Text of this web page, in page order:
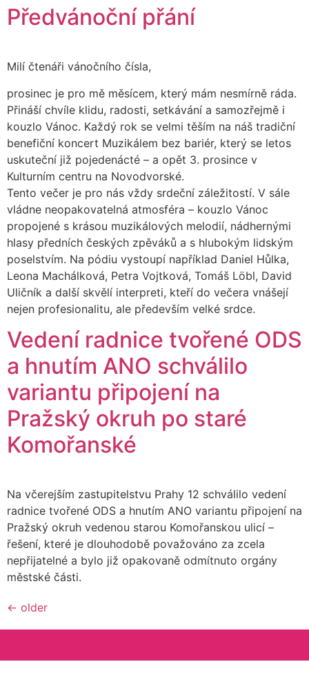
Předvánoční přání
Milí čtenáři vánočního čísla,
prosinec je pro mě měsícem, který mám nesmírně ráda.
Přináší chvíle klidu, radosti, setkávání a samozřejmě i
kouzlo Vánoc. Každý rok se velmi těším na náš tradiční
benefiční koncert Muzikálem bez bariér, který se letos
uskuteční již pojedenácté – a opět 3. prosince v
Kulturním centru na Novodvorské.
Tento večer je pro nás vždy srdeční záležitostí. V sále
vládne neopakovatelná atmosféra – kouzlo Vánoc
propojené s krásou muzikálových melodií, nádhernými
hlasy předních českých zpěváků a s hlubokým lidským
poselstvím. Na pódiu vystoupí například Daniel Hůlka,
Leona Machálková, Petra Vojtková, Tomáš Löbl, David
Uličník a další skvělí interpreti, kteří do večera vnášejí
nejen profesionalitu, ale především velké srdce.
Vedení radnice tvořené ODS
a hnutím ANO schválilo
variantu připojení na
Pražský okruh po staré
Komořanské
Na včerejším zastupitelstvu Prahy 12 schválilo vedení
radnice tvořené ODS a hnutím ANO variantu připojení na
Pražský okruh vedenou starou Komořanskou ulicí –
řešení, které je dlouhodobě považováno za zcela
nepřijatelné a bylo již opakovaně odmítnuto orgány
městské části.
← older